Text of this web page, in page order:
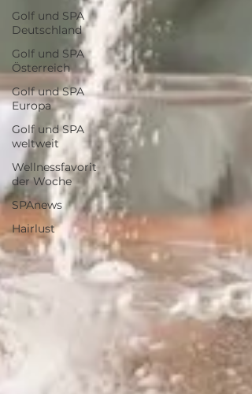
Golf und SPA
Deutschland
Golf und SPA
Österreich
Golf und SPA
Europa
Golf und SPA
weltweit
Wellnessfavorit
der Woche
SPAnews
Hairlust